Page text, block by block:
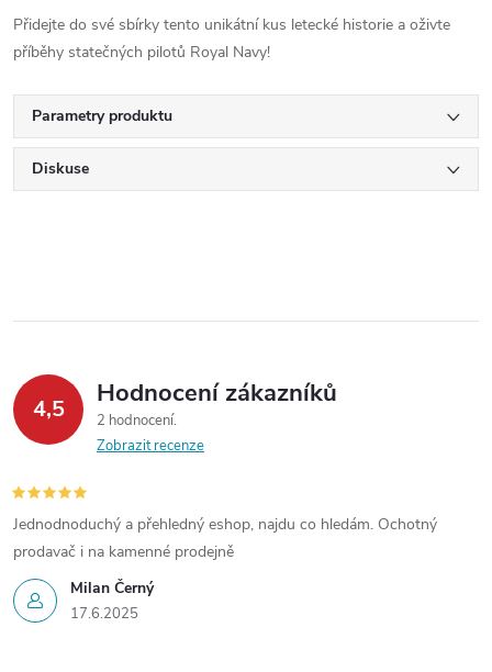
Přidejte do své sbírky tento unikátní kus letecké historie a oživte
příběhy statečných pilotů Royal Navy!
Parametry produktu
Diskuse
4,5 Hodnocení zákazníků
2 hodnocení
Zobrazit recenze
Milan Černý
17.6.2025
Jednodnoduchý a přehledný eshop, najdu co hledám. Ochotný
prodavač i na kamenné prodejně